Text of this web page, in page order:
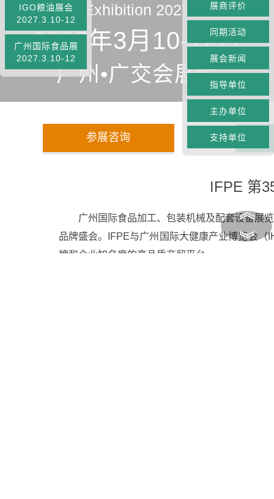
Exhibition 2027
2027年3月10-12日
广州•广交会展馆
IGO粮油展会
2027.3.10-12
广州国际食品展
2027.3.10-12
展商评价
同期活动
展会新闻
指导单位
主办单位
支持单位
参展咨询
IFPE 第
广州国际食品加工、包装机械及配套设备展
品牌盛会。IFPE与广州国际大健康产业博览会
牌和企业知名度的高品质商贸平台。
︽
︾